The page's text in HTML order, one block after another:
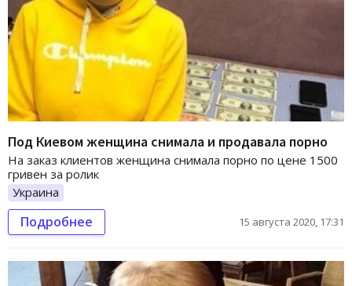
Под Киевом женщина снимала и продавала порно
На заказ клиентов женщина снимала порно по цене 1500
гривен за ролик
Украина
Подробнее 15 августа 2020, 17:31